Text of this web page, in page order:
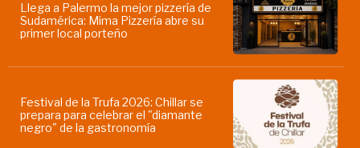
Llega a Palermo la mejor pizzería de
Sudamérica: Mima Pizzería abre su
primer local porteño
Festival de la Trufa 2026: Chillar se
prepara para celebrar el "diamante
negro" de la gastronomía